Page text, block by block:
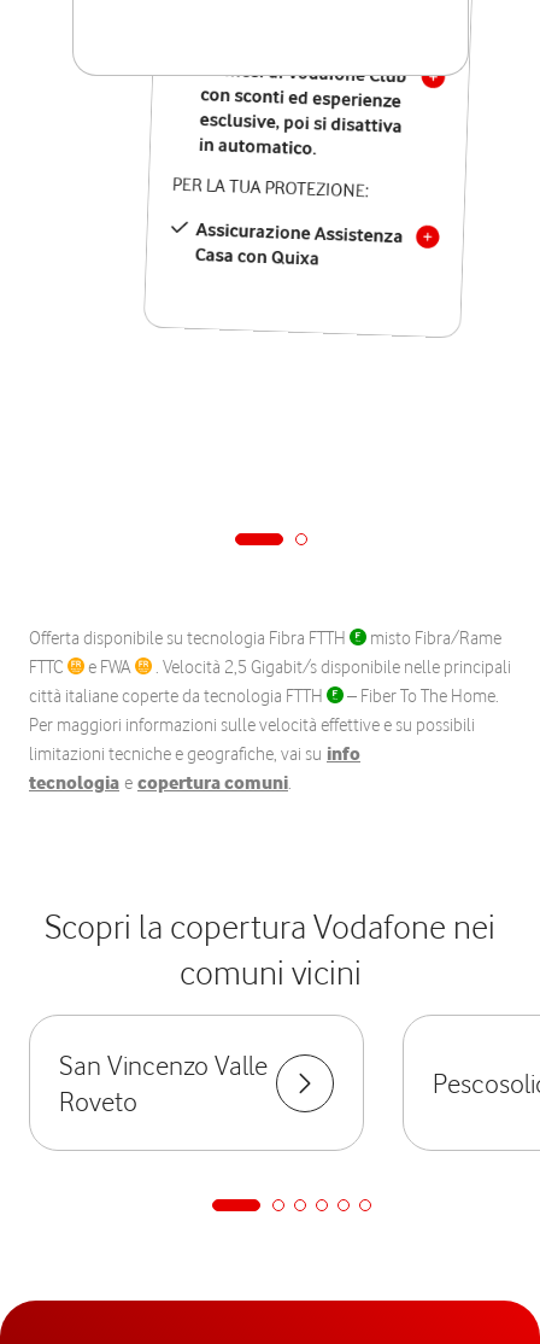
12 mesi di Vodafone Club
con sconti ed esperienze
esclusive, poi si disattiva
in automatico.
PER LA TUA PROTEZIONE:
Assicurazione Assistenza
Casa con Quixa
Offerta disponibile su tecnologia Fibra FTTH
misto Fibra/Rame
FTTC
e FWA
. Velocità 2,5 Gigabit/s disponibile nelle principali
città italiane coperte da tecnologia FTTH
– Fiber To The Home.
Per maggiori informazioni sulle velocità effettive e su possibili
limitazioni tecniche e geografiche, vai su info
tecnologia e copertura comuni.
Scopri la copertura Vodafone nei
comuni vicini
San Vincenzo Valle
Roveto